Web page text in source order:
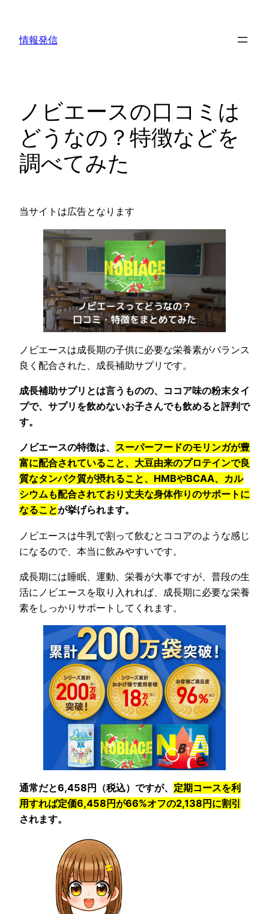
情報発信
ノビエースの口コミは
どうなの？特徴などを
調べてみた
当サイトは広告となります
ノビエースは成長期の子供に必要な栄養素がバランス
良く配合された、成長補助サプリです。
成長補助サプリとは言うものの、ココア味の粉末タイ
プで、サプリを飲めないお子さんでも飲めると評判で
す。
ノビエースの特徴は、 スーパーフードのモリンガが豊
富に配合されていること、大豆由来のプロテインで良
質なタンパク質が摂れること、HMBやBCAA、カル
シウムも配合されており丈夫な身体作りのサポートに
なることが挙げられます。
ノビエースは牛乳で割って飲むとココアのような感じ
になるので、本当に飲みやすいです。
成長期には睡眠、運動、栄養が大事ですが、普段の生
活にノビエースを取り入れれば、成長期に必要な栄養
素をしっかりサポートしてくれます。
通常だと6,458円（税込）ですが、 定期コースを利
用すれば定価6,458 円が66%オフの2,138円に割引
されます。